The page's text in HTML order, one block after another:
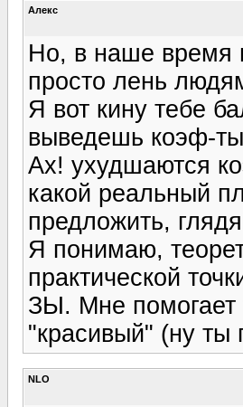
Алекс
Но, в наше время
просто лень
Я вот кину тебе
выведешь коэф-
Ах! ухудшаются
какой реальный
предложить,
Я понимаю,
практической
ЗЫ. Мне помогает
"красивый" (ну
NLO